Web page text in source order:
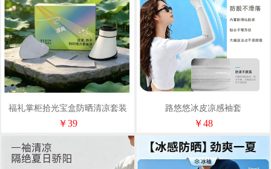
福礼掌柜拾光宝盒防晒清凉套装
￥39
路悠悠冰皮凉感袖套
CF1057M/L（套指款）
￥48